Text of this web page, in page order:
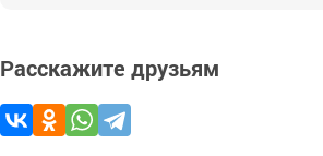
Расскажите друзьям